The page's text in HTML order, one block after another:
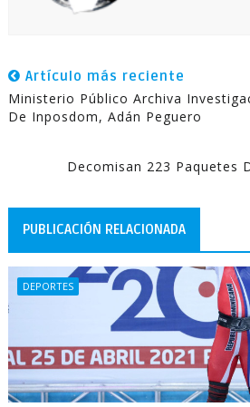
Artículo más reciente
Ministerio Público Archiva
De Inposdom, Adán Peguero
Decomisan 223 Paquetes
PUBLICACIÓN RELACIONADA
DEPORTES